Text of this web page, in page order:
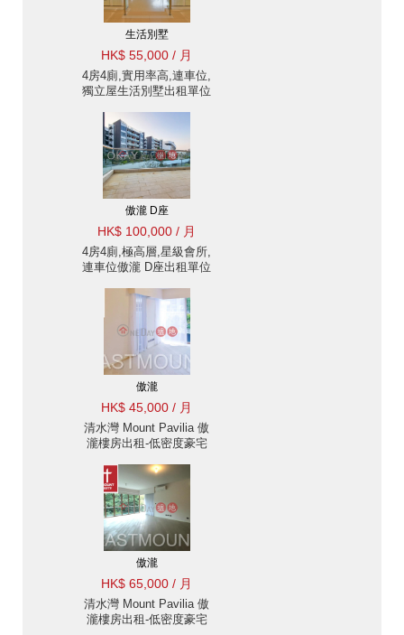
生活別墅
HK$ 55,000 / 月
4房4廁,實用率高,連車位,
獨立屋生活別墅出租單位
傲瀧 D座
HK$ 100,000 / 月
4房4廁,極高層,星級會所,
連車位傲瀧 D座出租單位
傲瀧
HK$ 45,000 / 月
清水灣 Mount Pavilia 傲
瀧樓房出租-低密度豪宅
Eastmount Property 東
豪地產 ID:2247傲瀧出售
單位
傲瀧
HK$ 65,000 / 月
清水灣 Mount Pavilia 傲
瀧樓房出租-低密度豪宅